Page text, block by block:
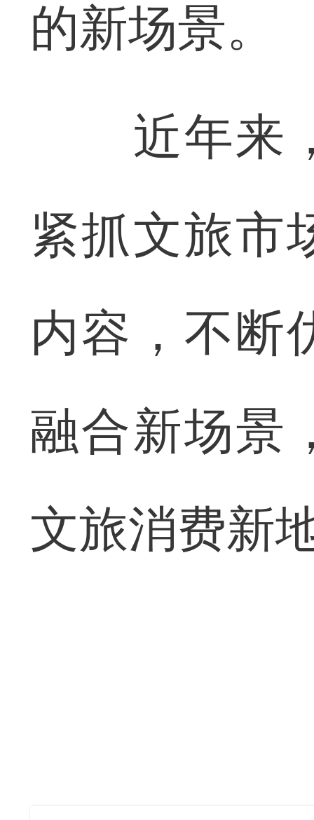
的新场景。
近年来，
紧抓文旅市
内容，不断
融合新场景
文旅消费新